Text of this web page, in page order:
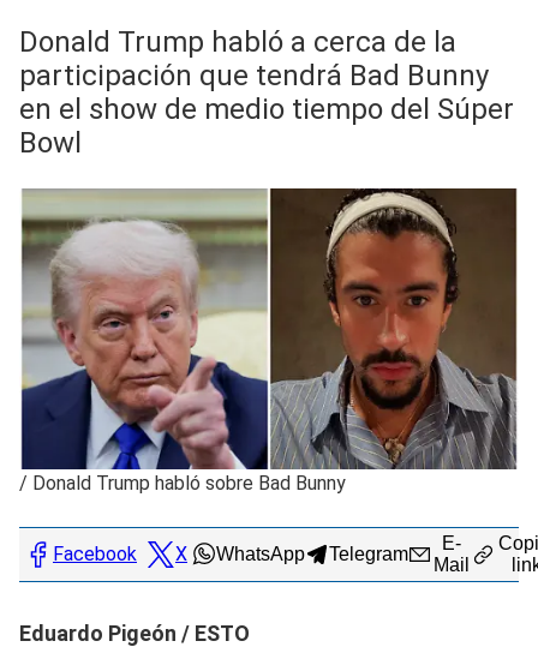
Donald Trump habló a cerca de la
participación que tendrá Bad Bunny
en el show de medio tiempo del Súper
Bowl
/ Donald Trump habló sobre Bad Bunny
Facebook X WhatsApp Telegram
E-
Mail
Eduardo Pigeón / ESTO